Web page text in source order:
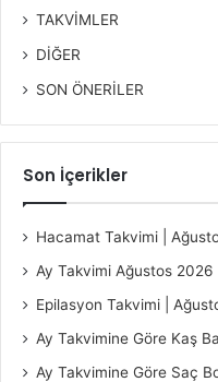
TAKVİMLER
DİĞER
SON ÖNERİLER
Son İçerikler
Hacamat Takvimi |
Ay Takvimi Ağustos 2026
Epilasyon Takvimi |
Ay Takvimine Göre Kaş
Ay Takvimine Göre Saç